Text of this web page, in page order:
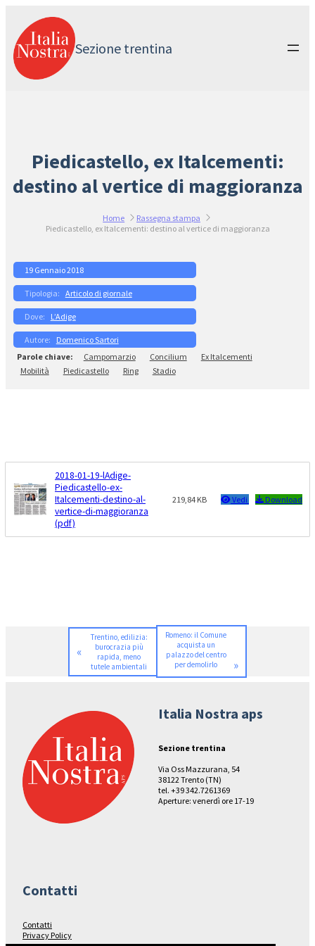
contenuto
Sezione trentina
Piedicastello, ex Italcementi:
destino al vertice di maggioranza
Home
Rassegna stampa
Piedicastello, ex Italcementi: destino al vertice di maggioranza
19 Gennaio 2018
Articolo di giornale
L’Adige
Domenico Sartori
Campomarzio
Concilium
Ex Italcementi
Mobilità
Piedicastello Ring Stadio
2018-01-19-lAdige-
Piedicastello-ex-
Italcementi-destino-al-
vertice-di-maggioranza
(pdf)
219,84 KB Vedi Download
«
Trentino, edilizia:
burocrazia più
rapida, meno
tutele ambientali
Romeno: il Comune
acquista un
palazzo del centro
per demolirlo
»
Italia Nostra aps
Sezione trentina
Via Oss Mazzurana, 54
38122 Trento (TN)
tel. +39 342.7261369
Aperture: venerdì ore 17-19
Contatti
Contatti
Privacy Policy